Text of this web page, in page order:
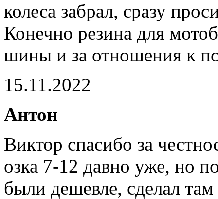
колеса забрал, сразу
Конечно резина для
шины и за отношения к
15.11.2022
Антон
Виктор спасибо за
озка 7-12 давно уже, но
были дешевле, сделал там